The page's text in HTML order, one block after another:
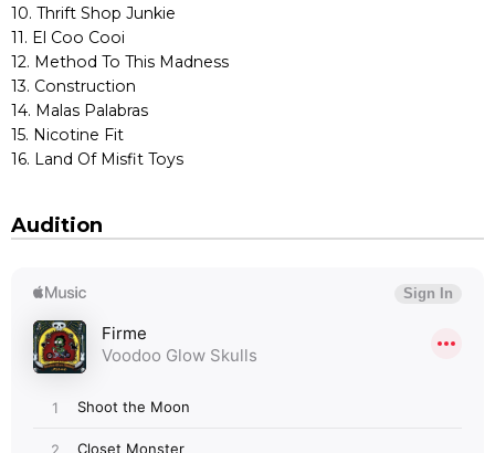
10. Thrift Shop Junkie
11. El Coo Cooi
12. Method To This Madness
13. Construction
14. Malas Palabras
15. Nicotine Fit
16. Land Of Misfit Toys
Audition